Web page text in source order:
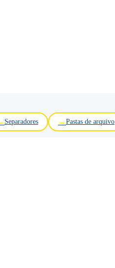
Separadores Pastas de arquivo